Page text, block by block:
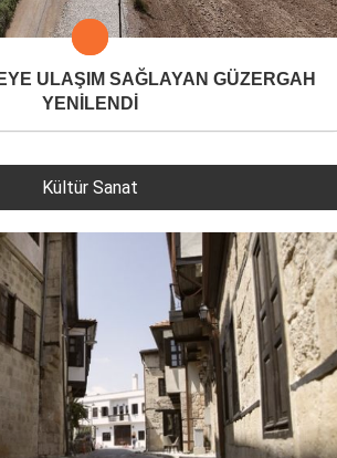
ULAŞIM SAĞLAYAN GÜZERGAH
YENİLENDİ
Kültür Sanat